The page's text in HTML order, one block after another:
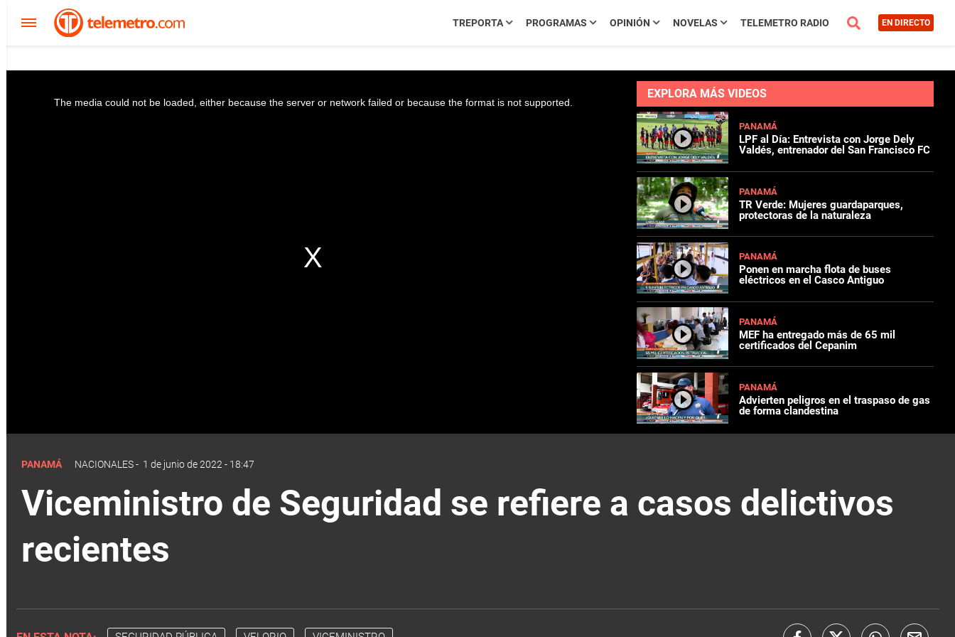
TREPORTA PROGRAMAS OPINIÓN NOVELAS TELEMETRO RADIO EN DIRECTO
The media could not be loaded, either because the server or network failed or because the format is not supported.
EXPLORA MÁS VIDEOS
PANAMÁ
LPF al Día: Entrevista con Jorge Dely
Valdés, entrenador del San Francisco FC
PANAMÁ
TR Verde: Mujeres guardaparques,
protectoras de la naturaleza
PANAMÁ
Ponen en marcha flota de buses
eléctricos en el Casco Antiguo
PANAMÁ
MEF ha entregado más de 65 mil
certificados del Cepanim
PANAMÁ
Advierten peligros en el traspaso de gas
de forma clandestina
PANAMÁ NACIONALES- 1 de junio de 2022 - 18:47
Viceministro de Seguridad se refiere a casos delictivos
recientes